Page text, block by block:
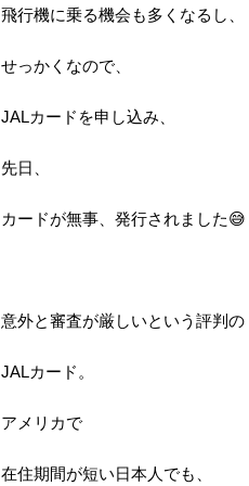
飛行機に乗る機会も多くなるし、
せっかくなので、
JALカードを申し込み、
先日、
カードが無事、発行されました😅
意外と審査が厳しいという評判の
JALカード。
アメリカで
在住期間が短い日本人でも、